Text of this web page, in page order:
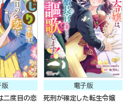
版
二度目の恋
電子版
死刑が確定した転生令嬢